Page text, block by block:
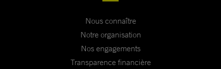
Nous connaître
Notre organisation
Nos engagements
Transparence financière